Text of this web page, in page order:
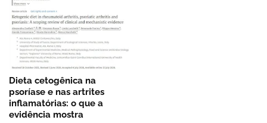
Dieta cetogênica na
psoríase e nas artrites
inflamatórias: o que a
evidência mostra